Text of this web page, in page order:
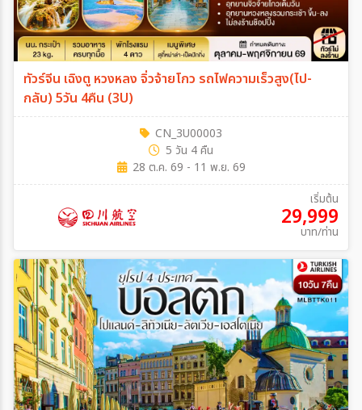
ทัวร์จีน เฉิงตู หวงหลง จิ่วจ้ายโกว รถไฟความเร็วสูง(ไป-
กลับ) 5วัน 4คืน (3U)
CN_3U00003
5 วัน 4 คืน
28 ต.ค. 69 - 11 พ.ย. 69
เริ่มต้น
29,999
บาท/ท่าน